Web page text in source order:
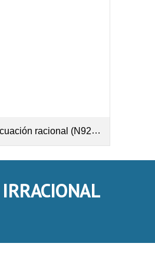
racional (N92).pdf